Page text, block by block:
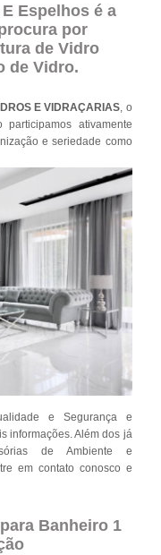
Espelhos é a
por
de Vidro
de Vidro.
E VIDRAÇARIAS , o
ativamente
e seriedade como
e Segurança e
informações. Além dos já
de Ambiente e
em contato conosco e
Banheiro 1